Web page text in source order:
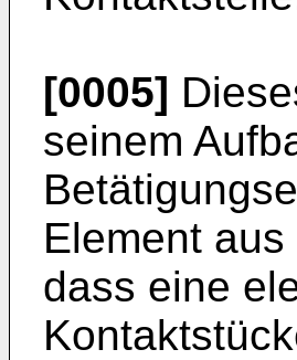
[0005]
seinem
Element
dass eine